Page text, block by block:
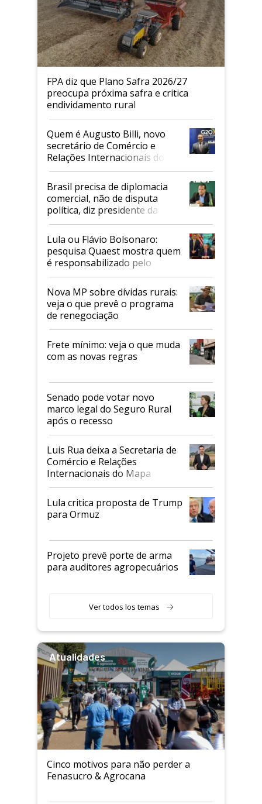
FPA diz que Plano Safra 2026/27
preocupa próxima safra e critica
endividamento rural
Quem é Augusto Billi, novo
secretário de Comércio e
Relações Internacionais do
Mapa
Brasil precisa de diplomacia
comercial, não de disputa
política, diz presidente da
Faesp
Lula ou Flávio Bolsonaro:
pesquisa Quaest mostra quem
é responsabilizado pelo
tarifaço dos EUA
Nova MP sobre dívidas rurais:
veja o que prevê o programa
de renegociação
Frete mínimo: veja o que muda
com as novas regras
Senado pode votar novo
marco legal do Seguro Rural
após o recesso
Luis Rua deixa a Secretaria de
Comércio e Relações
Internacionais do Mapa
Lula critica proposta de Trump
para Ormuz
Projeto prevê porte de arma
para auditores agropecuários
Ver todos los temas
Atualidades
Cinco motivos para não perder a
Fenasucro & Agrocana